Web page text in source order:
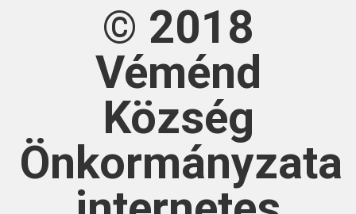
© 2018
Véménd
Község
Önkormányzata